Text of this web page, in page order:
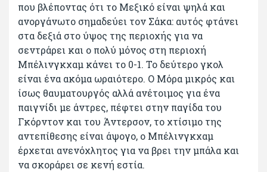
που βλέποντας ότι το Μεξικό είναι ψηλά και
ανοργάνωτο σημαδεύει τον Σάκα: αυτός φτάνει
στα δεξιά στο ύψος της περιοχής για να
σεντράρει και ο πολύ μόνος στη περιοχή
Μπέλινγκχαμ κάνει το 0-1. Το δεύτερο γκολ
είναι ένα ακόμα ωραιότερο. Ο Μόρα μικρός και
ίσως θαυματουργός αλλά ανέτοιμος για ένα
παιγνίδι με άντρες, πέφτει στην παγίδα του
Γκόρντον και του Άντερσον, το χτίσιμο της
αντεπίθεσης είναι άψογο, ο Μπέλινγκχαμ
έρχεται ανενόχλητος για να βρει την μπάλα και
να σκοράρει σε κενή εστία.